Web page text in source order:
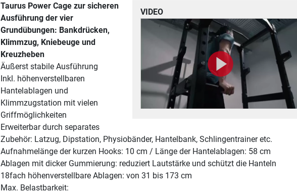
VIDEO
Taurus Power Cage zur sicheren
Ausführung der vier
Grundübungen: Bankdrücken,
Klimmzug, Kniebeuge und
Kreuzheben
Äußerst stabile Ausführung
Inkl. höhenverstellbaren
Hantelablagen und
Klimmzugstation mit vielen
Griffmöglichkeiten
Erweiterbar durch separates
Zubehör: Latzug, Dipstation, Physiobänder, Hantelbank, Schlingentrainer etc.
Aufnahmelänge der kurzen Hooks: 10 cm / Länge der Hantelablagen: 58 cm
Ablagen mit dicker Gummierung: reduziert Lautstärke und schützt die Hanteln
18fach höhenverstellbare Ablagen: von 31 bis 173 cm
Max. Belastbarkeit: